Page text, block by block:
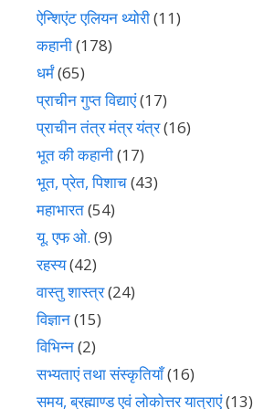
ऐन्शिएंट एलियन थ्योरी(11)
कहानी(178)
धर्मं(65)
प्राचीन गुप्त विद्याएं(17)
प्राचीन तंत्र मंत्र यंत्र(16)
भूत की कहानी(17)
भूत, प्रेत, पिशाच(43)
महाभारत(54)
यू. एफ ओ. (9)
रहस्य(42)
वास्तु शास्त्र(24)
विज्ञान(15)
विभिन्न(2)
सभ्यताएं तथा संस्कृतियाँ(16)
समय, ब्रह्माण्ड एवं लोकोत्तर यात्राएं(13)